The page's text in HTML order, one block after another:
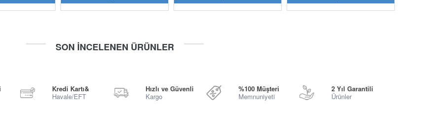
SON İNCELENEN ÜRÜNLER
Kredi Kartı&
Havale/EFT
Hızlı ve Güvenli
Kargo
%100 Müşteri
Memnuniyeti
2 Yıl Garantili
Ürünler